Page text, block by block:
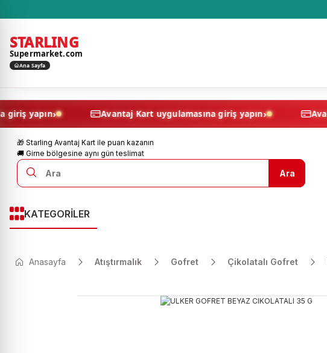
STARLING
Supermarket.com
Ana Sayfa
giriş yapın Avantaj Kart uygulamasına giriş yapın
🎁 Starling Avantaj Kart ile puan kazanın
🚚 Girne bölgesine aynı gün teslimat
Ara
KATEGORİLER
Anasayfa Atıştırmalık Gofret Çikolatalı Gofret